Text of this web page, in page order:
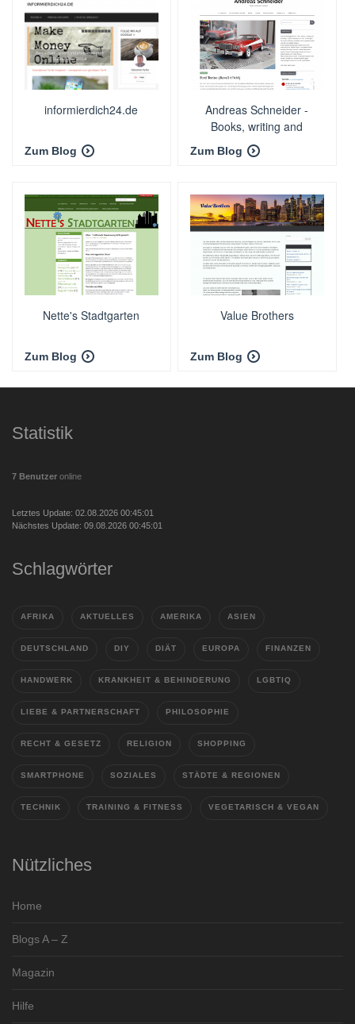
informierdich24.de
Zum Blog
Andreas Schneider -
Books, writing and
traveling
Zum Blog
Nette's Stadtgarten
Zum Blog
Value Brothers
Zum Blog
Statistik
7 Benutzer online
Letztes Update: 02.08.2026 00:45:01
Nächstes Update: 09.08.2026 00:45:01
Schlagwörter
AFRIKA AKTUELLES AMERIKA ASIEN
DEUTSCHLAND DIY DIÄT EUROPA FINANZEN
HANDWERK KRANKHEIT & BEHINDERUNG LGBTIQ
LIEBE & PARTNERSCHAFT PHILOSOPHIE
RECHT & GESETZ RELIGION SHOPPING
SMARTPHONE SOZIALES STÄDTE & REGIONEN
TECHNIK TRAINING & FITNESS VEGETARISCH & VEGAN
Nützliches
Home
Blogs A – Z
Magazin
Hilfe